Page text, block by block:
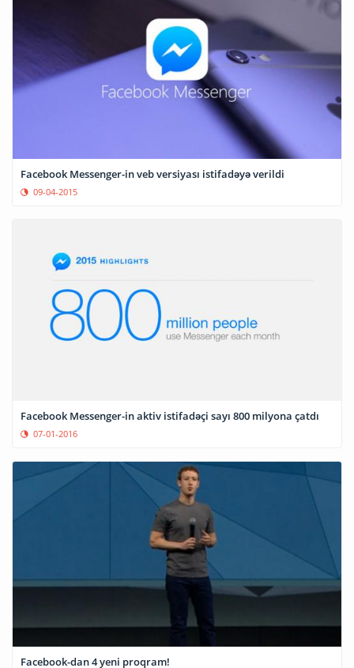
Facebook Messenger-in veb versiyası istifadəyə verildi
09-04-2015
Facebook Messenger-in aktiv istifadəçi sayı 800 milyona çatdı
07-01-2016
Facebook-dan 4 yeni proqram!